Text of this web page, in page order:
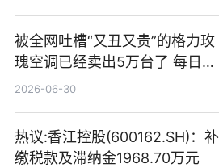
被全网吐槽“又丑又贵”的格力玫
瑰空调已经卖出5万台了 每日热
文
2026-06-30
热议:香江控股(600162.SH)：补
缴税款及滞纳金1968.70万元